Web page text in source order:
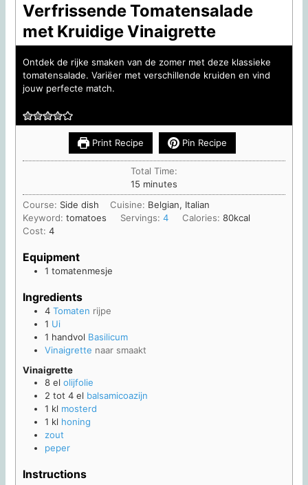
Verfrissende Tomatensalade
met Kruidige Vinaigrette
Ontdek de rijke smaken van de zomer met deze klassieke
tomatensalade. Variëer met verschillende kruiden en vind
jouw perfecte match.
Print Recipe Pin Recipe
Total Time:
15 minutes
minutes
Course: Side dish Cuisine: Belgian, Italian
Keyword:tomatoes Servings:4 Calories: 80kcal
Cost:4
Equipment
1 tomatenmesje
Ingredients
4 Tomaten rijpe
1 Ui
1 handvol Basilicum
Vinaigrette naar smaakt
Vinaigrette
8 el olijfolie
2 tot 4 el balsamicoazijn
1 kl mosterd
1 kl honing
zout
peper
Instructions